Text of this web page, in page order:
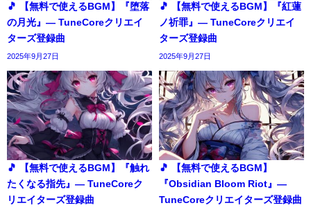
🎵 【無料で使えるBGM】『堕落
の月光』― TuneCoreクリエイ
ターズ登録曲
2025年9月27日
🎵 【無料で使えるBGM】『紅蓮
ノ祈罪』― TuneCoreクリエイ
ターズ登録曲
2025年9月27日
🎵 【無料で使えるBGM】『触れ
たくなる指先』― TuneCoreク
リエイターズ登録曲
🎵 【無料で使えるBGM】
『Obsidian Bloom Riot』―
TuneCoreクリエイターズ登録曲